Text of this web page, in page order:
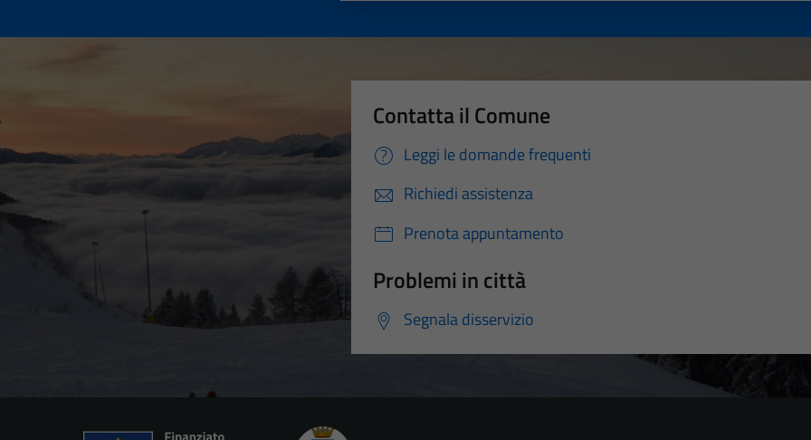
Contatta il Comune
Leggi le domande frequenti
Richiedi assistenza
Prenota appuntamento
Problemi in città
Segnala disservizio